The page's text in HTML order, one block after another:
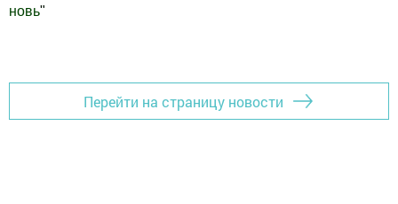
новь"
Перейти на страницу новости